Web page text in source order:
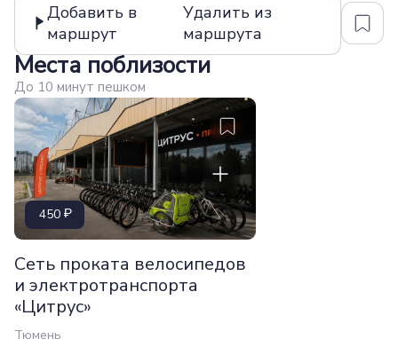
Добавить в
маршрут
Удалить из
маршрута
Места поблизости
До 10 минут пешком
450
Сеть проката велосипедов
и электротранспорта
«Цитрус»
Тюмень